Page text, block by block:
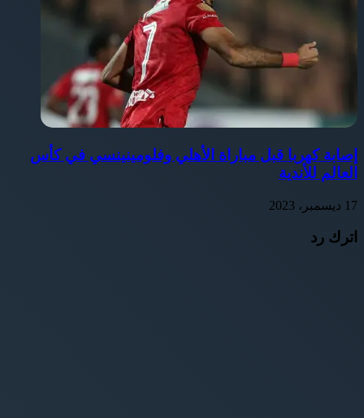
إصابة كهربا قبل مباراة الأهلي وفلومينينسي في كأس
العالم للأندية
17 ديسمبر، 2023
اترك رد